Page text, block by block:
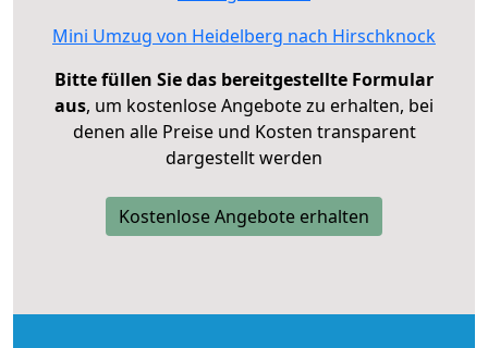
Mini Umzug von Heidelberg nach Hirschknock
Bitte füllen Sie das bereitgestellte Formular
aus, um kostenlose Angebote zu erhalten, bei
denen alle Preise und Kosten transparent
dargestellt werden
Kostenlose Angebote erhalten